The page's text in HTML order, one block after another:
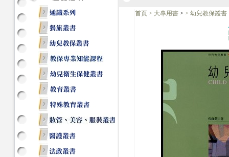
首頁 > 大專用書 > > 幼兒教保叢書